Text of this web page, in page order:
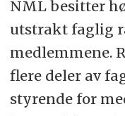
NML besitter
utstrakt faglig
medlemmene.
flere deler av
styrende for